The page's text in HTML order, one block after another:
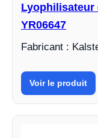
Lyophilisateur
YR06647
Fabricant :
Voir le produit